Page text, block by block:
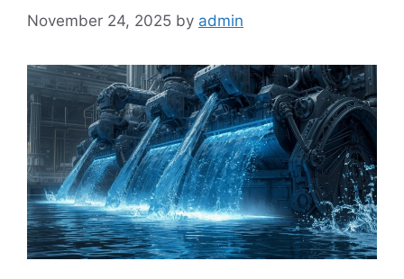
November 24, 2025 by admin